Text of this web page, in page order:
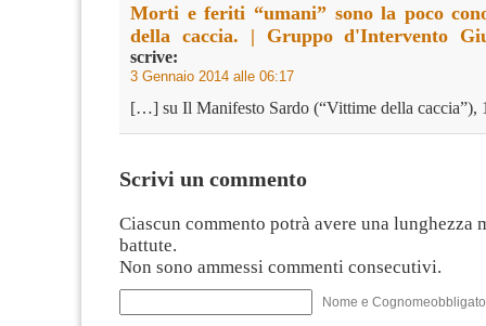
Morti e feriti “umani” sono la poco
della caccia. | Gruppo d'Intervento
scrive:
3 Gennaio 2014 alle 06:17
[…] su Il Manifesto Sardo (“Vittime della
Scrivi un commento
Ciascun commento potrà avere una lunghezza
battute.
Non sono ammessi commenti consecutivi.
Nome e